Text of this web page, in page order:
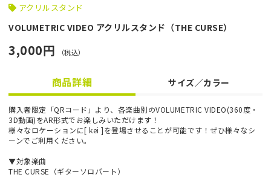
アクリルスタンド
VOLUMETRIC VIDEO アクリルスタンド（THE CURSE）
3,000円 （税込）
商品詳細 サイズ／カラー
購入者限定「QRコード」より、各楽曲別のVOLUMETRIC VIDEO(360度・
3D動画)をAR形式でお楽しみいただけます！
様々なロケーションに[ kei ]を登場させることが可能です！ぜひ様々なシ
ーンでご利用ください。
▼対象楽曲
THE CURSE（ギターソロパート）